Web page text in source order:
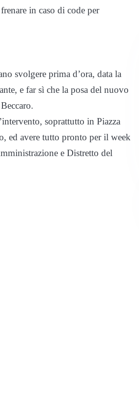
in caso di code per
svolgere prima d’ora, data la
e far sì che la posa del nuovo
soprattutto in Piazza
ed avere tutto pronto per il week
e Distretto del